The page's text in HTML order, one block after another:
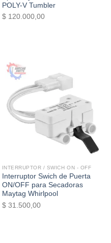
POLY-V Tumbler
$120.000,00
INTERRUPTOR / SWICH ON - OFF
Interruptor Swich de Puerta
ON/OFF para Secadoras
Maytag Whirlpool
$31.500,00